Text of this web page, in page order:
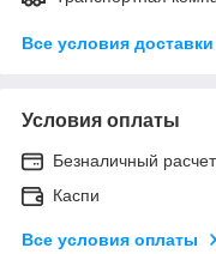
Все условия доставки
Условия оплаты
Безналичный расчет
Каспи
Все условия оплаты